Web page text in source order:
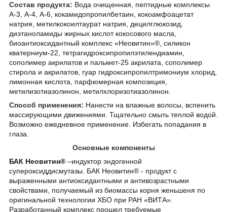
Состав продукта: Вода очищенная, пептидные комплексы
А-3, А-4, А-6, кокамидопропилбетаин, кокоамфоацетат
натрия, метилкокоилтаурат натрия, децилглюкозид,
диэтаноламиды жирных кислот кокосового масла,
биоантиоксидантный комплекс «Неовитин»®, силикон
кватерниум-22, тетрагидроксипропилэтилендиамин,
сополимер акрилатов и пальмет-25 акрилата, сополимер
стирола и акрилатов, гуар гидроксипропилтримониум хлорид,
лимонная кислота, парфюмерная композиция,
метилизотиазолинон, метилхлоризотиазолинон.
Способ применения: Нанести на влажные волосы, вспенить
массирующими движениями. Тщательно смыть теплой водой.
Возможно ежедневное применение. Избегать попадания в
глаза.
Основные компоненты
БАК Неовитин® –индуктор эндогенной
супероксиддисмутазы. БАК Неовитин® - продукт с
выраженными антиоксидантными и антивозрастными
свойствами, получаемый из биомассы корня женьшеня по
оригинальной технологии ХБО при РАН «ВИТА».
Разработанный комплекс прошел требуемые